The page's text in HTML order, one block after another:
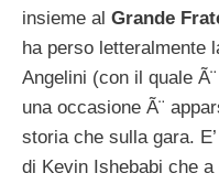
insieme al Grande
ha perso letteralmente
Angelini (con il quale
una occasione Ã¨
storia che sulla gara.
di Kevin Ishebabi che